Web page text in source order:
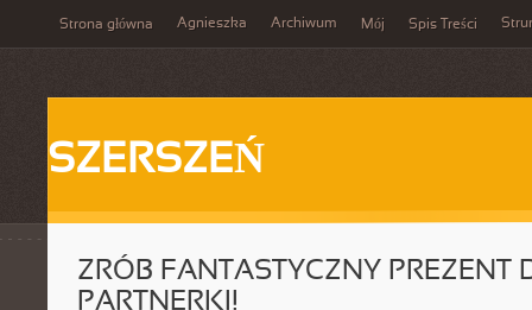
Strona główna Agnieszka Archiwum Mój Spis Treści
SZERSZEŃ
ZRÓB FANTASTYCZNY PREZENT
PARTNERKI!